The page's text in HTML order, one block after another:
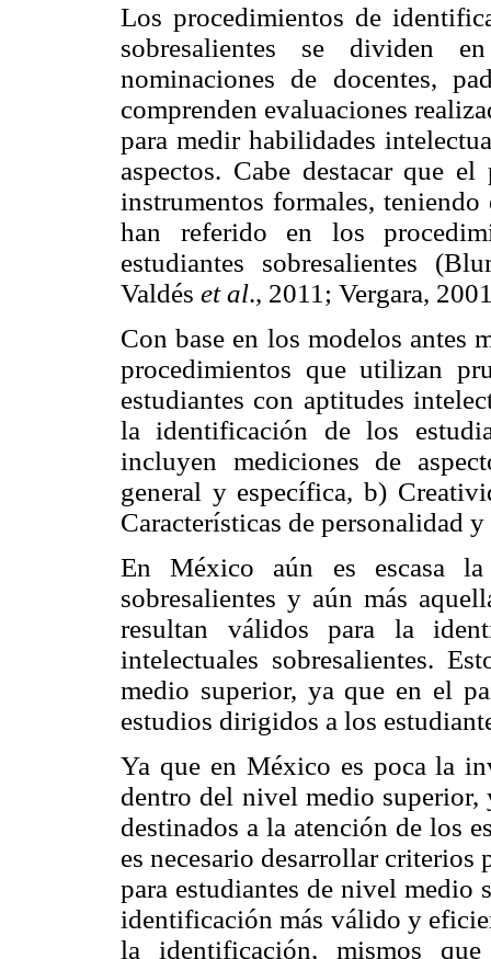
Los procedimientos de
sobresalientes se dividen
nominaciones de docentes,
comprenden evaluaciones
para medir habilidades
aspectos. Cabe destacar que
instrumentos formales,
han referido en los
estudiantes sobresalientes
Valdés et al., 2011; Vergara,
Con base en los modelos antes
procedimientos que utilizan
estudiantes con aptitudes
la identificación de los
incluyen mediciones de
general y específica, b)
Características de personalidad
En México aún es escasa
sobresalientes y aún más
resultan válidos para la
intelectuales sobresalientes.
medio superior, ya que en el
estudios dirigidos a los
Ya que en México es poca la
dentro del nivel medio superior,
destinados a la atención de los
es necesario desarrollar
para estudiantes de nivel medio
identificación más válido y
la identificación, mismos